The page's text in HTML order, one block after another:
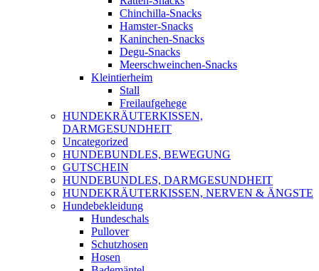
Chinchilla-Snacks
Hamster-Snacks
Kaninchen-Snacks
Degu-Snacks
Meerschweinchen-Snacks
Kleintierheim
Stall
Freilaufgehege
HUNDEKRÄUTERKISSEN,
DARMGESUNDHEIT
Uncategorized
HUNDEBUNDLES, BEWEGUNG
GUTSCHEIN
HUNDEBUNDLES, DARMGESUNDHEIT
HUNDEKRÄUTERKISSEN, NERVEN & ÄNGSTE
Hundebekleidung
Hundeschals
Pullover
Schutzhosen
Hosen